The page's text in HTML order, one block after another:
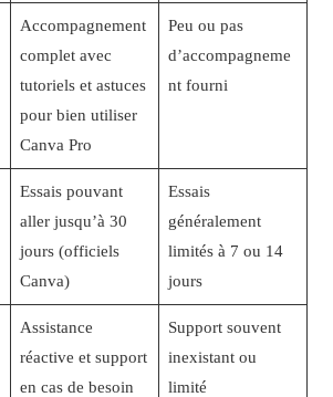
Accompagnement
complet avec
tutoriels et astuces
pour bien utiliser
Canva Pro
Peu ou pas
d’accompagneme
nt fourni
Essais pouvant
aller jusqu’à 30
jours (officiels
Canva)
Essais
généralement
limités à 7 ou 14
jours
Assistance
réactive et support
en cas de besoin
Support souvent
inexistant ou
limité